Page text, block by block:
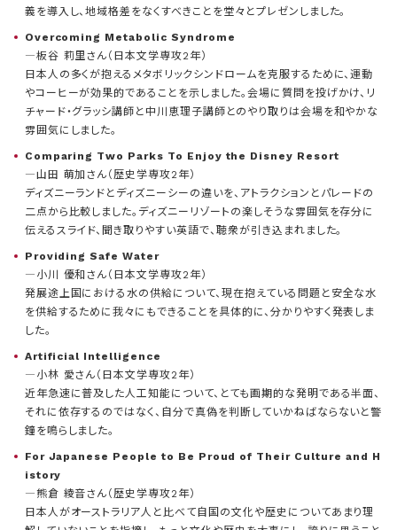
義を導入し、地域格差をなくすべきことを堂々とプレゼンしました。
Overcoming Metabolic Syndrome
―板谷 莉里さん（日本文学専攻2年）
日本人の多くが抱えるメタボリックシンドロームを克服するために、運動
やコーヒーが効果的であることを示しました。会場に質問を投げかけ、リ
チャード・グラッシ講師と中川恵理子講師とのやり取りは会場を和やかな
雰囲気にしました。
Comparing Two Parks To Enjoy the Disney Resort
―山田 萌加さん（歴史学専攻2年）
ディズニーランドとディズニーシーの違いを、アトラクションとパレードの
二点から比較しました。ディズニーリゾートの楽しそうな雰囲気を存分に
伝えるスライド、聞き取りやすい英語で、聴衆が引き込まれました。
Providing Safe Water
―小川 優和さん（日本文学専攻2年）
発展途上国における水の供給について、現在抱えている問題と安全な水
を供給するために我々にもできることを具体的に、分かりやすく発表しま
した。
Artificial Intelligence
―小林 愛さん（日本文学専攻2年）
近年急速に普及した人工知能について、とても画期的な発明である半面、
それに依存するのではなく、自分で真偽を判断していかねばならないと警
鐘を鳴らしました。
For Japanese People to Be Proud of Their Culture and H
istory
―熊倉 綾音さん（歴史学専攻2年）
日本人がオーストラリア人と比べて自国の文化や歴史についてあまり理